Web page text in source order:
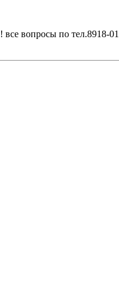
вопросы по тел.8918-